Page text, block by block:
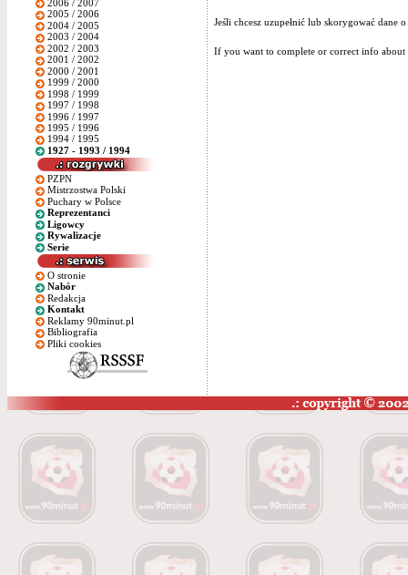
2006 / 2007
2005 / 2006
2004 / 2005
2003 / 2004
2002 / 2003
2001 / 2002
2000 / 2001
1999 / 2000
1998 / 1999
1997 / 1998
1996 / 1997
1995 / 1996
1994 / 1995
1927 - 1993 / 1994
PZPN
Mistrzostwa Polski
Puchary w Polsce
Reprezentanci
Ligowcy
Rywalizacje
Serie
O stronie
Nabór
Redakcja
Kontakt
Reklamy 90minut.pl
Bibliografia
Pliki cookies
Jeśli chcesz uzupełnić lub skorygować
If you want to complete or correct info